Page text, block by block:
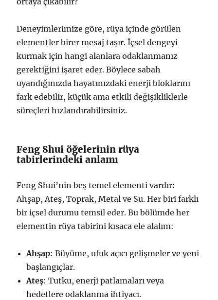
Deneyimlerimize göre, rüya içinde görülen
elementler birer mesaj taşır. İçsel dengeyi
kurmak için hangi alanlara odaklanmanız
gerektiğini işaret eder. Böylece sabah
uyandığınızda hayatınızdaki enerji bloklarını
fark edebilir, küçük ama etkili değişikliklerle
süreçleri hızlandırabilirsiniz.
Feng Shui öğelerinin rüya
tabirlerindeki anlamı
Feng Shui’nin beş temel elementi vardır:
Ahşap, Ateş, Toprak, Metal ve Su. Her biri farklı
bir içsel durumu temsil eder. Bu bölümde her
elementin rüya tabirini kısaca ele alalım:
Ahşap: Büyüme, ufuk açıcı gelişmeler ve yeni
başlangıçlar.
Ateş: Tutku, enerji patlamaları veya
hedeflere odaklanma ihtiyacı.